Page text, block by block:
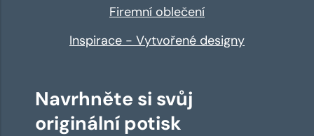
Firemní oblečení
Inspirace - Vytvořené designy
Navrhněte si svůj
originální potisk